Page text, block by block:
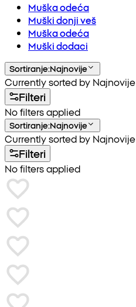
Muška odeća
Muški donji veš
Muška odeća
Muški dodaci
Sortiranje:Najnovije
Currently sorted by Najnovije
Filteri
No filters applied
Sortiranje:Najnovije
Currently sorted by Najnovije
Filteri
No filters applied